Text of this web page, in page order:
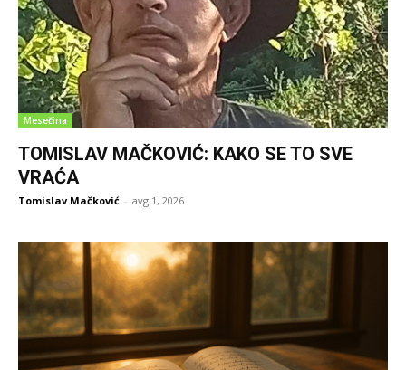
Mesečina
TOMISLAV MAČKOVIĆ: KAKO SE TO SVE
VRAĆA
Tomislav Mačković - avg 1, 2026